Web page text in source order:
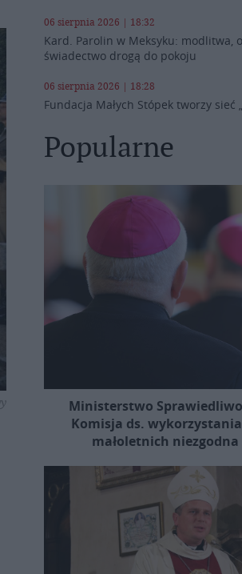
06 sierpnia 2026 | 18:32
Kard. Parolin w Meksyku: modlitwa,
świadectwo drogą do pokoju
06 sierpnia 2026 | 18:28
Fundacja Małych Stópek tworzy sieć
Popularne
Ministerstwo
Komisja ds.
małoletnich